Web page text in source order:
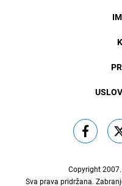
Copyright
Sva prava pridržana.